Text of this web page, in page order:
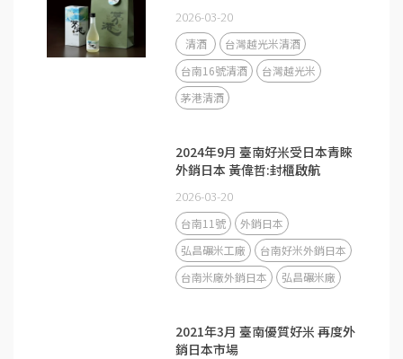
2026-03-20
清酒
台灣越光米清酒
台南16號清酒
台灣越光米
茅港清酒
2024年9月 臺南好米受日本青睞
外銷日本 黃偉哲:封櫃啟航
2026-03-20
台南11號
外銷日本
弘昌碾米工廠
台南好米外銷日本
台南米廠外銷日本
弘昌碾米廠
2021年3月 臺南優質好米 再度外
銷日本市場